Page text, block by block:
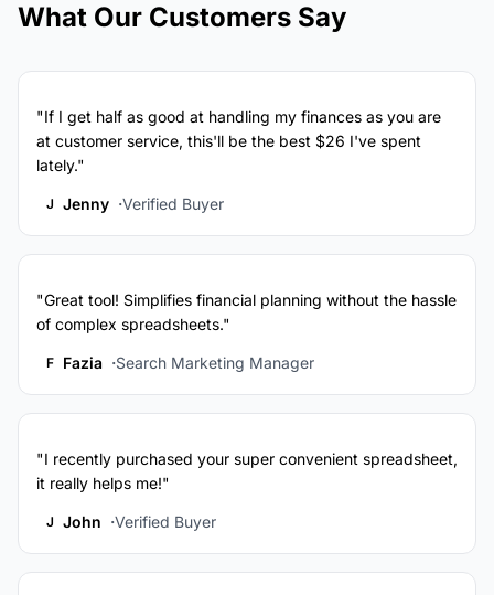
What Our Customers Say
"If I get half as good at handling my finances as you are
at customer service, this'll be the best $26 I've spent
lately."
J Jenny Verified Buyer
"Great tool! Simplifies financial planning without the hassle
of complex spreadsheets."
F Fazia Search Marketing Manager
"I recently purchased your super convenient spreadsheet,
it really helps me!"
J John Verified Buyer